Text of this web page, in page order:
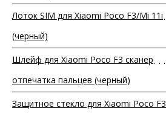
Лоток SIM для Xiaomi Poco F3/Mi 11i
(черный)
Шлейф для Xiaomi Poco F3 сканер
отпечатка пальцев (черный)
Защитное стекло для Xiaomi Poco F3